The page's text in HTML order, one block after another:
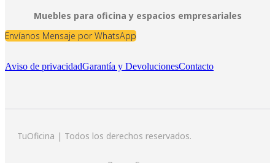
Muebles para oficina y espacios empresariales
Envíanos Mensaje por WhatsApp
Aviso de privacidadGarantía y DevolucionesContacto
TuOficina | Todos los derechos reservados.